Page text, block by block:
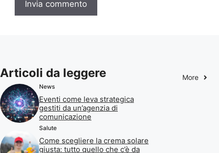
Articoli da leggere More
News
Eventi come leva strategica
gestiti da un’agenzia di
comunicazione
Salute
Come scegliere la crema solare
giusta: tutto quello che c’è da